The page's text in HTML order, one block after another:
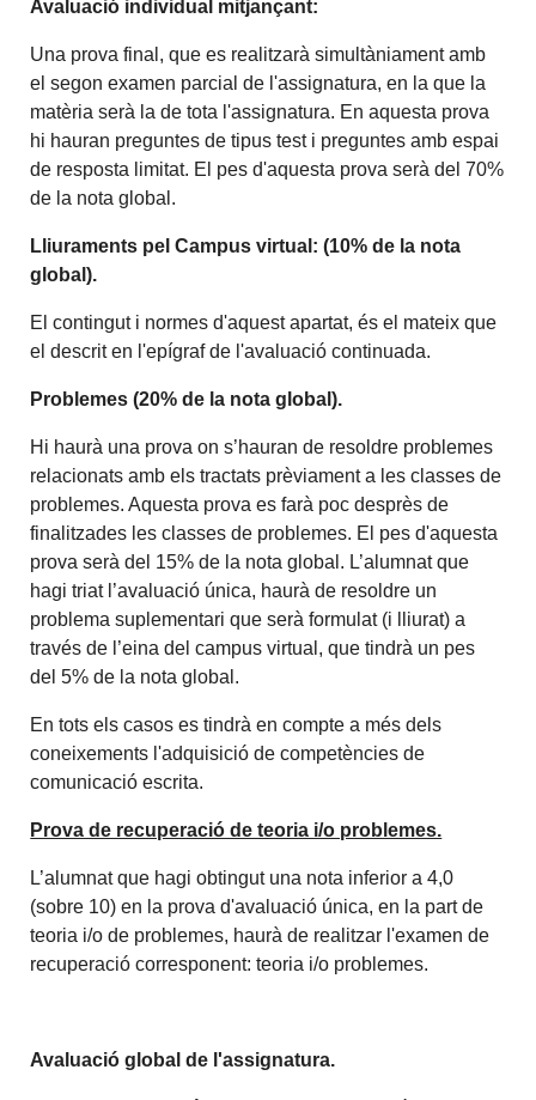
Avaluació individual mitjançant:
Una prova final, que es realitzarà simultàniament amb
el segon examen parcial de l'assignatura, en la que la
matèria serà la de tota l'assignatura. En aquesta prova
hi hauran preguntes de tipus test i preguntes amb espai
de resposta limitat. El pes d'aquesta prova serà del 70%
de la nota global.
Lliuraments pel Campus virtual: (10% de la nota
global).
El contingut i normes d'aquest apartat, és el mateix que
el descrit en l'epígraf de l'avaluació continuada.
Problemes (20% de la nota global).
Hi haurà una prova on s’hauran de resoldre problemes
relacionats amb els tractats prèviament a les classes de
problemes. Aquesta prova es farà poc desprès de
finalitzades les classes de problemes. El pes d'aquesta
prova serà del 15% de la nota global. L’alumnat que
hagi triat l’avaluació única, haurà de resoldre un
problema suplementari que serà formulat (i lliurat) a
través de l’eina del campus virtual, que tindrà un pes
del 5% de la nota global.
En tots els casos es tindrà en compte a més dels
coneixements l'adquisició de competències de
comunicació escrita.
Prova de recuperació de teoria i/o problemes.
L’alumnat que hagi obtingut una nota inferior a 4,0
(sobre 10) en la prova d'avaluació única, en la part de
teoria i/o de problemes, haurà de realitzar l'examen de
recuperació corresponent: teoria i/o problemes.
Avaluació global de l'assignatura.